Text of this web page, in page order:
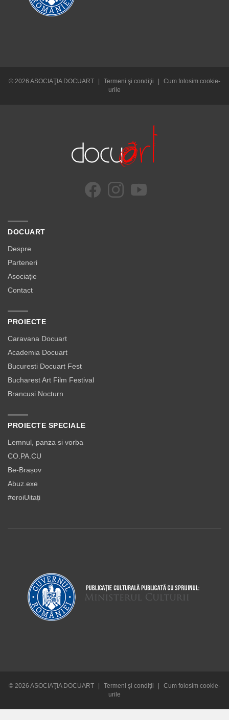
© 2026 ASOCIAŢIA DOCUART | Termeni şi condiţii |
Cum folosim cookie-
urile
DOCUART
Despre
Parteneri
Asociație
Contact
PROIECTE
Caravana Docuart
Academia Docuart
Bucuresti Docuart Fest
Bucharest Art Film Festival
Brancusi Nocturn
PROIECTE SPECIALE
Lemnul, panza si vorba
CO.PA.CU
Be-Brașov
Abuz.exe
#eroiUitați
© 2026 ASOCIAŢIA DOCUART Termeni şi condiţii
Cum folosim cookie-
urile